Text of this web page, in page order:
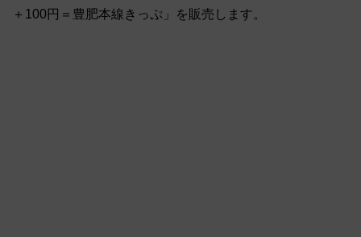
＋100円＝豊肥本線きっぷ」を販売します。